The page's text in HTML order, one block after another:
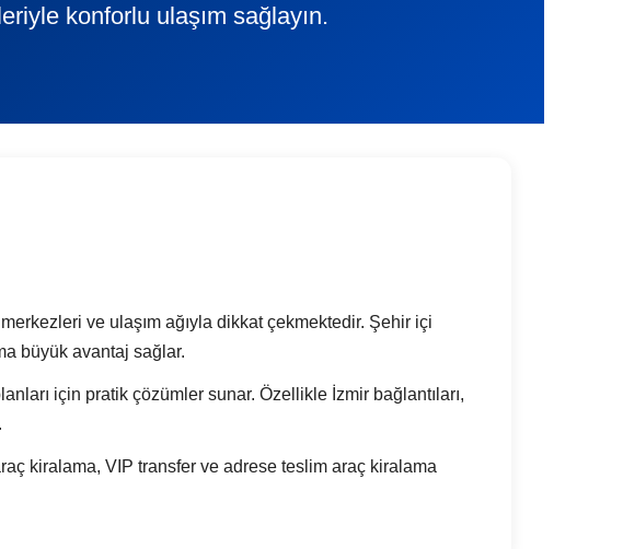
konforlu ulaşım sağlayın.
ve ulaşım ağıyla dikkat çekmektedir. Şehir içi
büyük avantaj sağlar.
için pratik çözümler sunar. Özellikle İzmir bağlantıları,
kiralama, VIP transfer ve adrese teslim araç kiralama